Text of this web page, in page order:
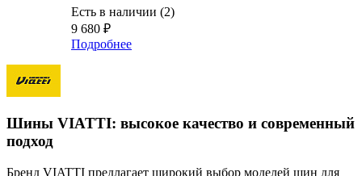
Есть в наличии (2)
9 680 ₽
Подробнее
Шины VIATTI: высокое качество и современный
подход
Бренд VIATTI предлагает широкий выбор моделей шин для